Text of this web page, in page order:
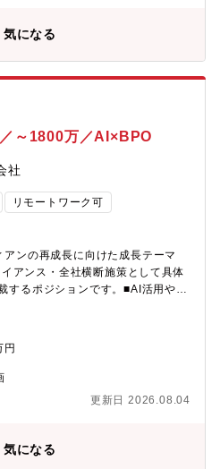
クトは病院・診療所・歯科・調剤
中心的な役割を担う戦略領域で
にチャレンジが出来る環境です。
、個人個人が主体的に考え行動す
のような環境でのキャリアを臨む
。また、当社もそのような人財を
気になる
～1800万／AI×BPO
社
リモートワーク可
アンの再成長に向けた成長テーマ
アンス・全社横断施策として具体
するポジションです。■AI活用や既
に直結するテーマを幅広く担当い
く、事業部門・営業・運用、AI関
みながら、実行・成果創出まで責
業務内容＞■AI活用や既存事業高度
内検討推進■買収後のPMI、シナジ
データを踏まえた成長テーマの探
ガーディアンでは現在、既存事業
更新日 2026.08.04
気になる